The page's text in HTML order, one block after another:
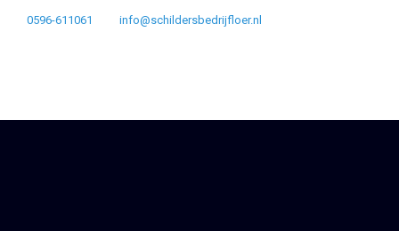
0596-611061 info@schildersbedrijfloer.nl